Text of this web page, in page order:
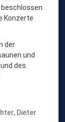
Konzerte
der
und
des
, Dieter